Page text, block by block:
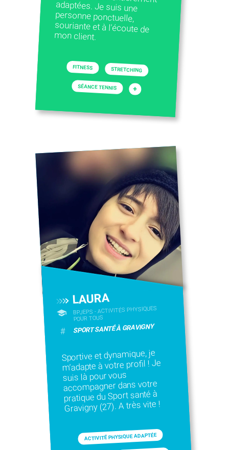
mon client.
FITNESS STRETCHING
SÉANCE TENNIS +
LAURA
BPJEPS - ACTIVITÉS PHYSIQUES
POUR TOUS
# SPORT SANTÉ À GRAVIGNY
Sportive et dynamique, je
m’adapte à votre profil ! Je
suis là pour vous
accompagner dans votre
pratique du Sport santé à
Gravigny (27). A très vite !
ACTIVITÉ PHYSIQUE ADAPTÉE